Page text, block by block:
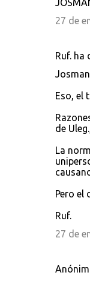
27 de
Ruf.
Eso, el
de
La
Pero el
Ruf.
27 de